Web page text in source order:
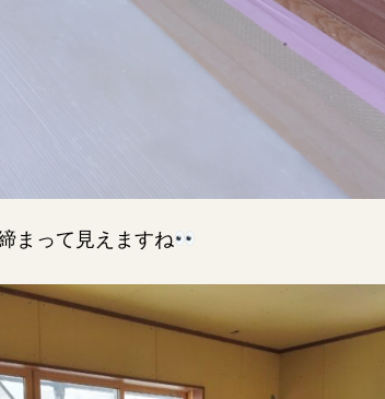
まって見えますね